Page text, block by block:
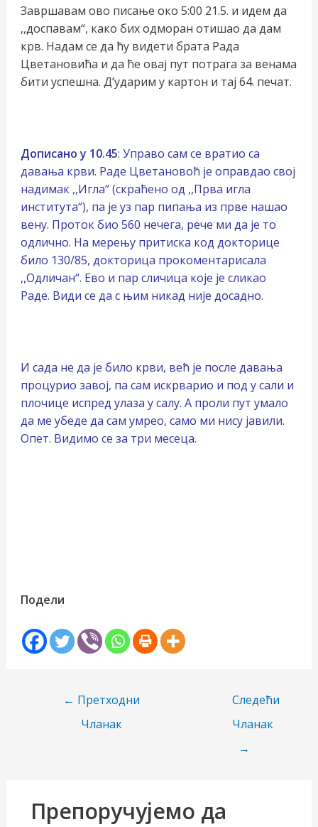
Завршавам ово писање око 5:00 21.5. и идем да
,,доспавам“, како бих одморан отишао да дам
крв. Надам се да ћу видети брата Рада
Цветановића и да ће овај пут потрага за венама
бити успешна. Д’ударим у картон и тај 64. печат.
Дописано у 10.45: Управо сам се вратио са
давања крви. Раде Цветановоћ је оправдао свој
надимак ,,Игла“ (скраћено од ,,Прва игла
института“), па је уз пар пипања из прве нашао
вену. Проток био 560 нечега, рече ми да је то
одлично. На мерењу притиска код докторице
било 130/85, докторица прокоментарисала
,,Одличан“. Ево и пар сличица које је сликао
Раде. Види се да с њим никад није досадно.
И сада не да је било крви, већ је после давања
процурио завој, па сам искрварио и под у сали и
плочице испред улаза у салу. А проли пут умало
да ме убеде да сам умрео, само ми нису јавили.
Опет. Видимо се за три месеца.
Подели
навигатион
← Претходни
Чланак
Следећи
Чланак
→
Препоручујемо да